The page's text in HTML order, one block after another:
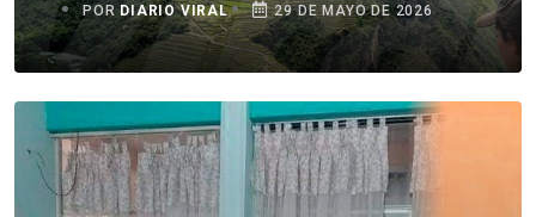
PORDIARIO VIRAL 29 DE MAYO DE 2026